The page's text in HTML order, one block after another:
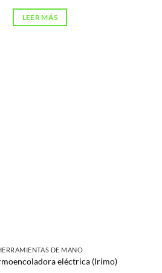
LEER MÁS
DE MANO
eléctrica (Irimo)